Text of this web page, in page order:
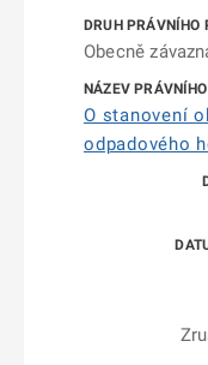
Obecně
O stanovení
odpadového